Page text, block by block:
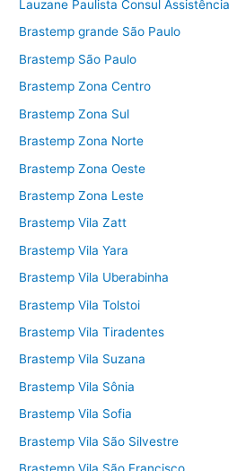
Lauzane Paulista Consul Assistência
Brastemp grande São Paulo
Brastemp São Paulo
Brastemp Zona Centro
Brastemp Zona Sul
Brastemp Zona Norte
Brastemp Zona Oeste
Brastemp Zona Leste
Brastemp Vila Zatt
Brastemp Vila Yara
Brastemp Vila Uberabinha
Brastemp Vila Tolstoi
Brastemp Vila Tiradentes
Brastemp Vila Suzana
Brastemp Vila Sônia
Brastemp Vila Sofia
Brastemp Vila São Silvestre